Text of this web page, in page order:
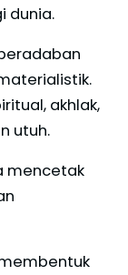
dunia.
akhlak,
utuh.
mencetak